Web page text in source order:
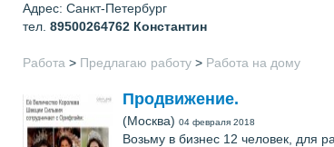
Адрес: Санкт-Петербург
тел. 89500264762 Константин
Работа > Предлагаю работу > Работа на дому
Продвижение.
(Москва) 04 февраля 2018
Возьму в бизнес 12 человек, для